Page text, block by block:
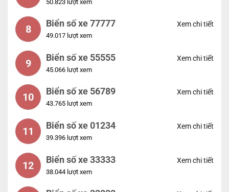
50.823 lượt xem
8 Biển số xe 77777
49.017 lượt xem
Xem chi tiết
9 Biển số xe 55555
45.066 lượt xem
Xem chi tiết
10 Biển số xe 56789
43.765 lượt xem
Xem chi tiết
11 Biển số xe 01234
39.396 lượt xem
Xem chi tiết
12 Biển số xe 33333
38.044 lượt xem
Xem chi tiết